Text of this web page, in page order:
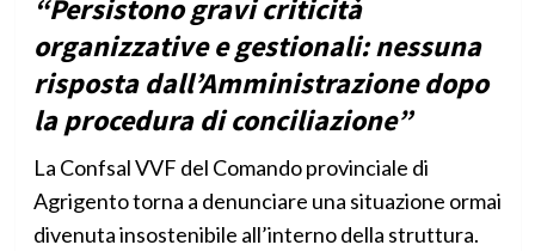
“Persistono gravi criticità
organizzative e gestionali: nessuna
risposta dall’Amministrazione dopo
la procedura di conciliazione”
La Confsal VVF del Comando provinciale di
Agrigento torna a denunciare una situazione ormai
divenuta insostenibile all’interno della struttura.